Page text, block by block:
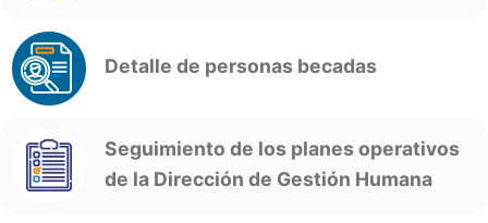
Detalle de personas becadas
Seguimiento de los planes operativos
de la Dirección de Gestión Humana